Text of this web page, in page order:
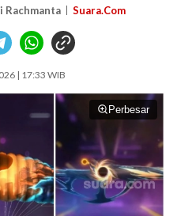
Rachmanta Suara.Com
| 17:33 WIB
Perbesar